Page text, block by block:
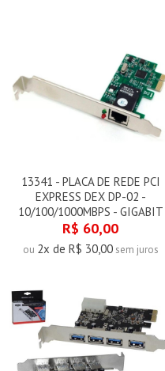
13341 - PLACA DE REDE PCI
EXPRESS DEX DP-02 -
10/100/1000MBPS - GIGABIT
R$ 60,00
ou 2x de R$ 30,00sem juros